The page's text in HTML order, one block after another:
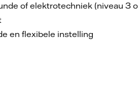
of elektrotechniek (niveau 3
en flexibele instelling